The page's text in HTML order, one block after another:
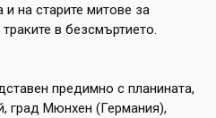
и на старите митове за
в безсмъртието.
предимно с планината,
град Мюнхен (Германия),